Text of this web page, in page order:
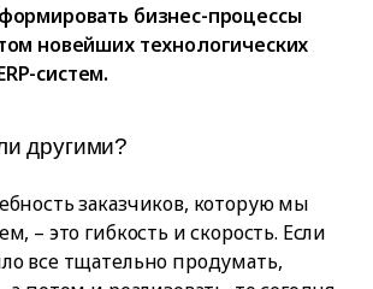
бизнес-процессы
новейших технологических
систем.
другими?
заказчиков, которую мы
– это гибкость и скорость. Если
все тщательно продумать,